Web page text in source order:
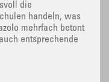
die
handeln, was
mehrfach betont
entsprechende